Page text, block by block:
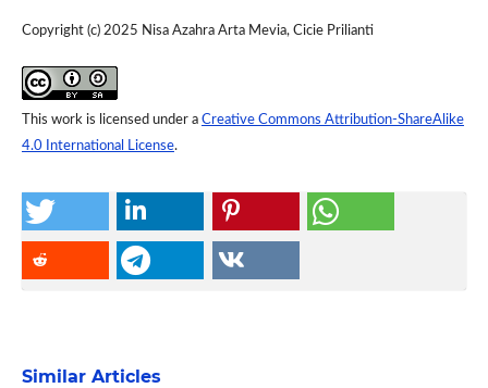
Copyright (c) 2025 Nisa Azahra Arta Mevia, Cicie Prilianti
This work is licensed under a Creative Commons Attribution-ShareAlike
4.0 International License.
Similar Articles